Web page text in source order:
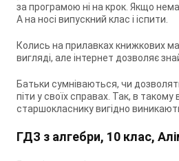
за програмою ні на крок. Якщо
А на носі випускний клас і іспити.
Колись на прилавках книжкових
вигляді, але інтернет дозволяє
Батьки сумніваються, чи
піти у своїх справах. Так, в
старшокласнику вигідно
ГДЗ з алгебри, 10 клас,